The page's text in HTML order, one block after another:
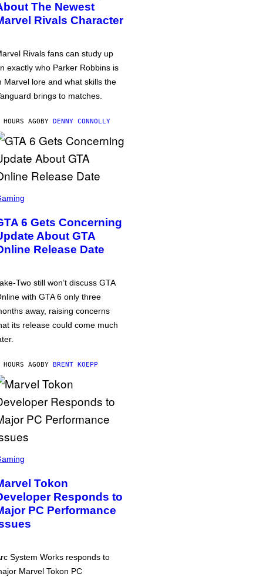
The Newest
Rivals Character
Rivals fans can study up
exactly who Parker Robbins is
Marvel lore and what skills the
brings to matches.
AGOBY DENNY CONNOLLY
6 Gets Concerning
About GTA
Release Date
Two still won’t discuss GTA
with GTA 6 only three
away, raising concerns
its release could come much
AGOBY BRENT KOEPP
Tokon
Responds to
PC Performance
System Works responds to
Marvel Tokon PC